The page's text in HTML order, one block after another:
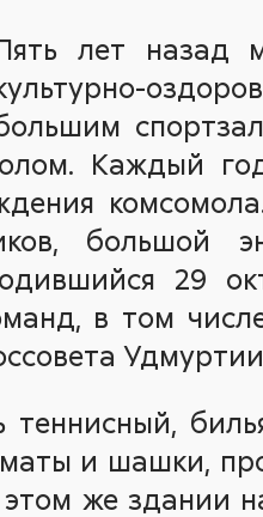
лет назад
Каждый
большой
29
в том
теннисный,
и шашки,
этом же здании